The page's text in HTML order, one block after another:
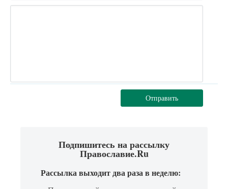
Отправить
Подпишитесь на рассылку
Православие.Ru
Рассылка выходит два раза в неделю: